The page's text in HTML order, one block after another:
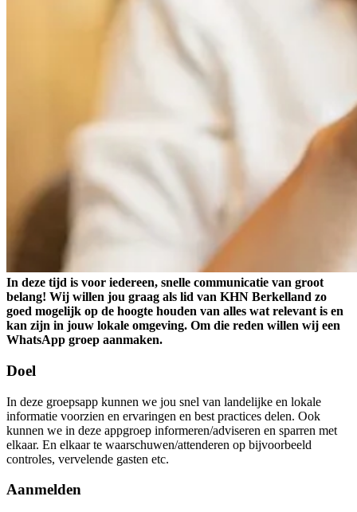
In deze tijd is voor iedereen, snelle communicatie van groot
belang! Wij willen jou graag als lid van KHN Berkelland zo
goed mogelijk op de hoogte houden van alles wat relevant is en
kan zijn in jouw lokale omgeving. Om die reden willen wij een
WhatsApp groep aanmaken.
Doel
In deze groepsapp kunnen we jou snel van landelijke en lokale
informatie voorzien en ervaringen en best practices delen. Ook
kunnen we in deze appgroep informeren/adviseren en sparren met
elkaar. En elkaar te waarschuwen/attenderen op bijvoorbeeld
controles, vervelende gasten etc.
Aanmelden